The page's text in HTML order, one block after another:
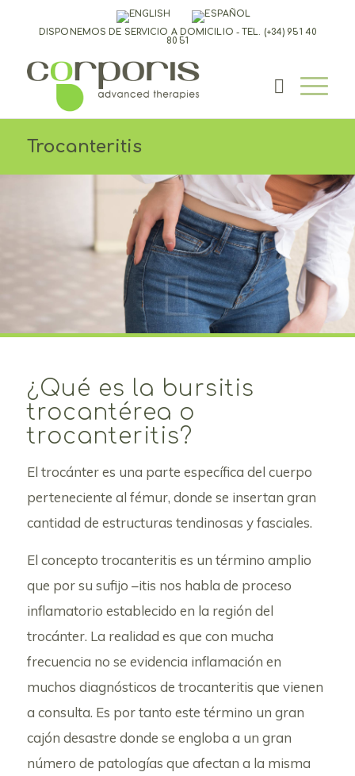
DISPONEMOS DE SERVICIO A DOMICILIO - TEL. (+34) 951 40
80 51
Trocanteritis
Bursitis Trocantérea
¿Qué es la bursitis
trocantérea o
trocanteritis?
El trocánter es una parte específica del cuerpo
perteneciente al fémur, donde se insertan gran
cantidad de estructuras tendinosas y fasciales.
El concepto trocanteritis es un término amplio
que por su sufijo –itis nos habla de proceso
inflamatorio establecido en la región del
trocánter. La realidad es que con mucha
frecuencia no se evidencia inflamación en
muchos diagnósticos de trocanteritis que vienen
a consulta. Es por tanto este término un gran
cajón desastre donde se engloba a un gran
número de patologías que afectan a la misma